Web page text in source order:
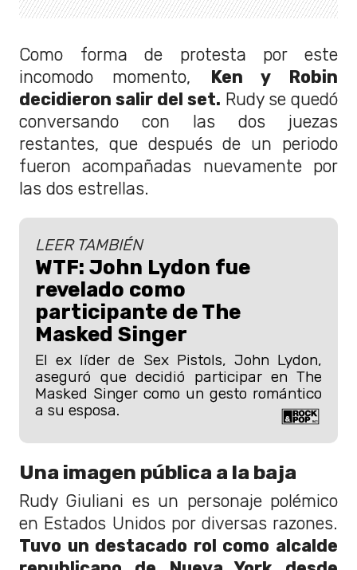
Como forma de protesta por este
incomodo momento, Ken y Robin
decidieron salir del set. Rudy se quedó
conversando con las dos juezas
restantes, que después de un periodo
fueron acompañadas nuevamente por
las dos estrellas.
LEER TAMBIÉN
WTF: John Lydon fue
revelado como
participante de The
Masked Singer
El ex líder de Sex Pistols, John Lydon,
aseguró que decidió participar en The
Masked Singer como un gesto romántico
a su esposa.
Una imagen pública a la baja
Rudy Giuliani es un personaje polémico
en Estados Unidos por diversas razones.
Tuvo un destacado rol como alcalde